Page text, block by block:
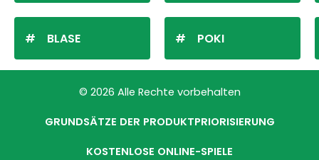
BLASE POKI
© 2026 Alle Rechte vorbehalten
GRUNDSÄTZE DER PRODUKTPRIORISIERUNG
KOSTENLOSE ONLINE-SPIELE